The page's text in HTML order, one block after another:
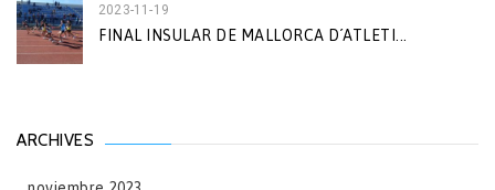
2023-11-19
FINAL INSULAR DE MALLORCA D´ATLETI...
ARCHIVES